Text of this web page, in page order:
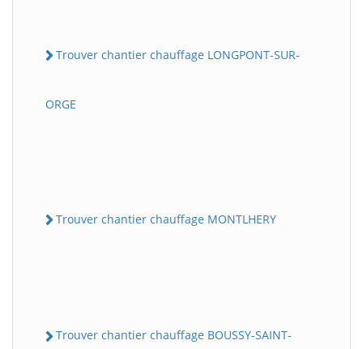
Trouver chantier chauffage LONGPONT-SUR-
ORGE
Trouver chantier chauffage MONTLHERY
Trouver chantier chauffage BOUSSY-SAINT-